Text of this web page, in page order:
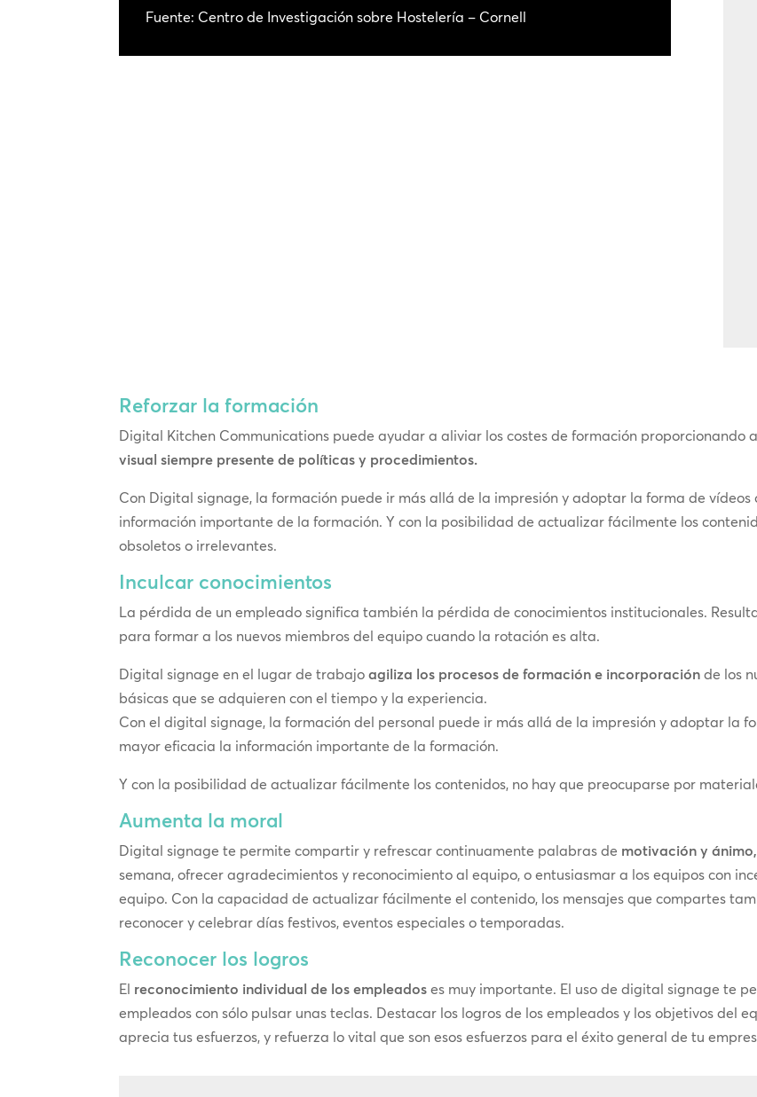
Fuente: Centro de Investigación sobre Hostelería – Cornell
Reforzar la formación
Digital Kitchen Communications puede ayudar a aliviar los costes de formación proporcionando
visual siempre presente de políticas y procedimientos.
Con Digital signage, la formación puede ir más allá de la impresión y adoptar la forma de
información importante de la formación. Y con la posibilidad de actualizar fácilmente los
obsoletos o irrelevantes.
Inculcar conocimientos
La pérdida de un empleado significa también la pérdida de conocimientos institucionales.
para formar a los nuevos miembros del equipo cuando la rotación es alta.
Digital signage en el lugar de trabajoagiliza los procesos de formación e incorporación de los
básicas que se adquieren con el tiempo y la experiencia.
Con el digital signage, la formación del personal puede ir más allá de la impresión y adoptar la
mayor eficacia la información importante de la formación.
Y con la posibilidad de actualizar fácilmente los contenidos, no hay que preocuparse por
Aumenta la moral
Digital signage te permite compartir y refrescar continuamente palabras de motivación y ánimo,
semana, ofrecer agradecimientos y reconocimiento al equipo, o entusiasmar a los equipos con
equipo. Con la capacidad de actualizar fácilmente el contenido, los mensajes que compartes
reconocer y celebrar días festivos, eventos especiales o temporadas.
Reconocer los logros
El reconocimiento individual de los empleados es muy importante. El uso de digital signage te
empleados con sólo pulsar unas teclas. Destacar los logros de los empleados y los objetivos del
aprecia tus esfuerzos, y refuerza lo vital que son esos esfuerzos para el éxito general de tu